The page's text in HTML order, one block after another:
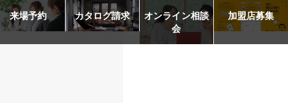
来場予約 カタログ請求
オンライン相談
会
加盟店募集